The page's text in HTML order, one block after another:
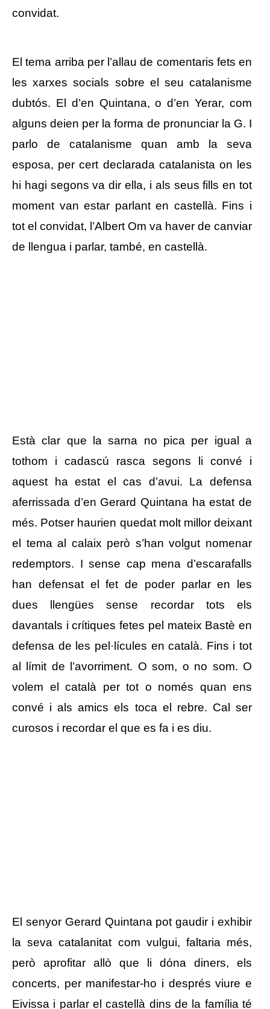
convidat.
El tema arriba per l’allau de comentaris fets en
les xarxes socials sobre el seu catalanisme
dubtós. El d’en Quintana, o d’en Yerar, com
alguns deien per la forma de pronunciar la G. I
parlo de catalanisme quan amb la seva
esposa, per cert declarada catalanista on les
hi hagi segons va dir ella, i als seus fills en tot
moment van estar parlant en castellà. Fins i
tot el convidat, l’Albert Om va haver de canviar
de llengua i parlar, també, en castellà.
Està clar que la sarna no pica per igual a
tothom i cadascú rasca segons li convé i
aquest ha estat el cas d’avui. La defensa
aferrissada d’en Gerard Quintana ha estat de
més. Potser haurien quedat molt millor deixant
el tema al calaix però s’han volgut nomenar
redemptors. I sense cap mena d’escarafalls
han defensat el fet de poder parlar en les
dues llengües sense recordar tots els
davantals i crítiques fetes pel mateix Bastè en
defensa de les pel·lícules en català. Fins i tot
al límit de l’avorriment. O som, o no som. O
volem el català per tot o només quan ens
convé i als amics els toca el rebre. Cal ser
curosos i recordar el que es fa i es diu.
El senyor Gerard Quintana pot gaudir i exhibir
la seva catalanitat com vulgui, faltaria més,
però aprofitar allò que li dóna diners, els
concerts, per manifestar-ho i després viure e
Eivissa i parlar el castellà dins de la família té